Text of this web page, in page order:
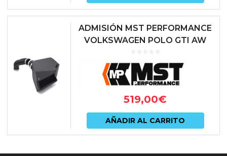
ADMISIÓN MST PERFORMANCE
VOLKSWAGEN POLO GTI AW
519,00€
AÑADIR AL CARRITO